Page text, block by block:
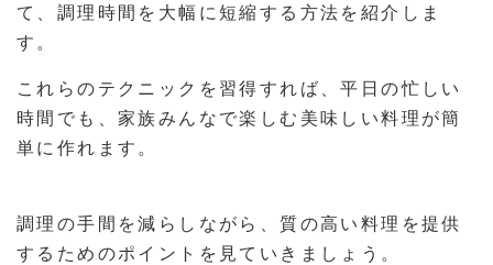
て、調理時間を大幅に短縮する方法を紹介しま
す。
これらのテクニックを習得すれば、平日の忙しい
時間でも、家族みんなで楽しむ美味しい料理が簡
単に作れます。
調理の手間を減らしながら、質の高い料理を提供
するためのポイントを見ていきましょう。